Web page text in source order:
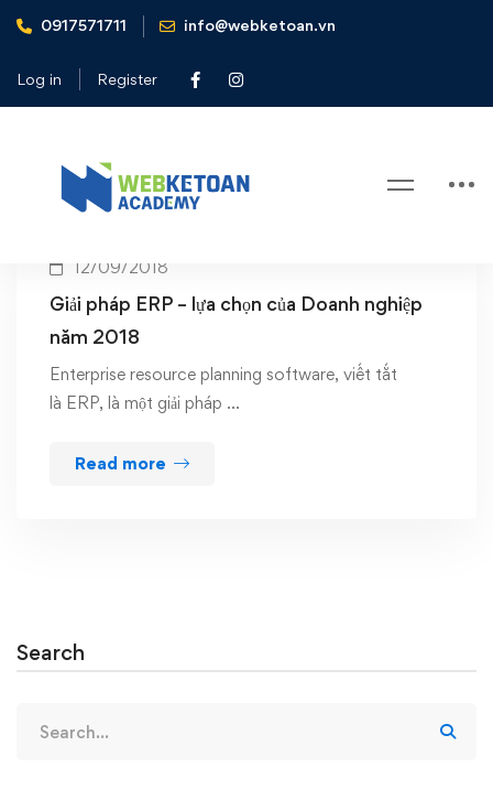
0917571711 info@webketoan.vn
Log in Register
Home xu hướng ERP theo ngành
Tag: xu hướng ERP theo ngành
12/09/2018
Giải pháp ERP – lựa chọn của Doanh nghiệp
năm 2018
Enterprise resource planning software, viết tắt
là ERP, là một giải pháp …
Read more
Search
for: